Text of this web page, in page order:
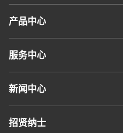
产品中心
服务中心
新闻中心
招贤纳士